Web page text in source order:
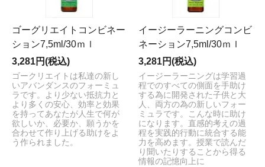
ゴーグリエイトコンビネー
ション7,5ml/30ｍｌ
3,281円(税込)
ゴークリエイトは私達の新し
いアバンダンスのフォーミュ
ラです。より少ない抵抗力と
より多くの安心、効率と効果
を持ってあなたが人生で何が
欲しいか、必要か、願うかを
合わせて作り上げる助けをよ
う作られました。
イージーラーニングコンビ
ネーション7,5ml/30ｍｌ
3,281円(税込)
イージーラーニングは学習過
程でのすべての側面を手助け
する為に開発された子供と大
人、両方の為の新しいフォー
ミュラです。こんな時に助け
になります。直感的考えの過
程を実践的行動に統合する能
力を高めます。授業で読んだ
り聞いたりすることから得る
情報の記憶向上に